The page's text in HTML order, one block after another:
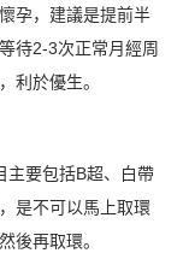
孕，建議是提前半
待2-3次正常月經周
利於優生。
主要包括B超、白帶
是不可以馬上取環
後再取環。